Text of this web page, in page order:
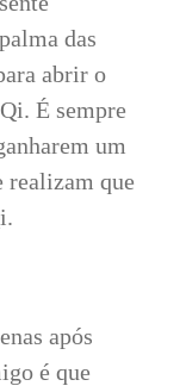
das
abrir o
É sempre
um
realizam que
após
é que